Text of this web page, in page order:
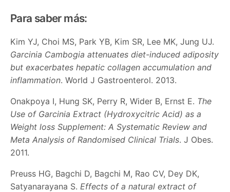
Para saber más:
Kim YJ, Choi MS, Park YB, Kim SR, Lee MK, Jung UJ.
Garcinia Cambogia attenuates diet-induced adiposity
but exacerbates hepatic collagen accumulation and
inflammation. World J Gastroenterol. 2013.
Onakpoya I, Hung SK, Perry R, Wider B, Ernst E. The
Use of Garcinia Extract (Hydroxycitric Acid) as a
Weight loss Supplement: A Systematic Review and
Meta Analysis of Randomised Clinical Trials. J Obes.
2011.
Preuss HG, Bagchi D, Bagchi M, Rao CV, Dey DK,
Satyanarayana S. Effects of a natural extract of